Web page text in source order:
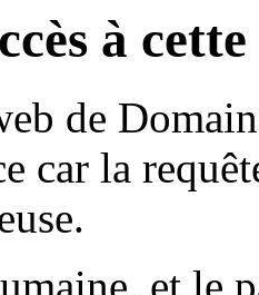
à
de
car la